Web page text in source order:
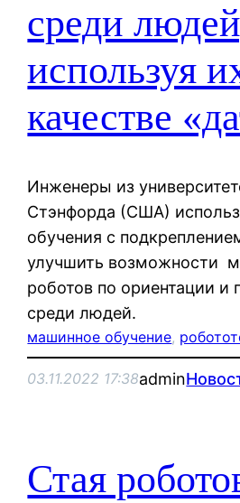
среди
используя
качестве
Инженеры из
Стэнфорда (США)
обучения с
улучшить возможности
роботов по ориентации и
среди людей.
машинное обучение,
03.11.2022 17:38admin
Стая